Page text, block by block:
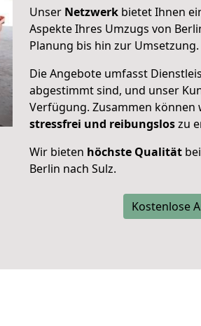
Unser Netzwerk bietet Ihnen
Aspekte Ihres Umzugs von
Planung bis hin zur Umsetzung.
Die Angebote umfasst
abgestimmt sind, und unser
Verfügung. Zusammen können
stressfrei und reibungsloszu
Wir bieten höchste Qualität
Berlin nach Sulz.
Kostenlose